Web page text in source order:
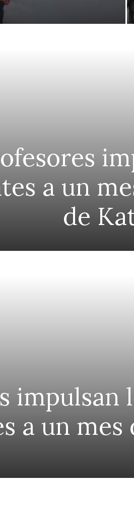
a un
de
impulsan
a un mes